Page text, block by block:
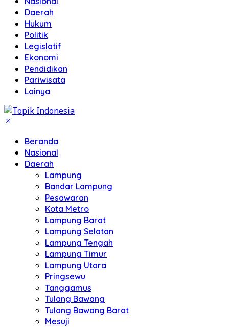
Daerah
Hukum
Politik
Legislatif
Ekonomi
Pendidikan
Pariwisata
Lainya
Beranda
Nasional
Daerah
Lampung
Bandar Lampung
Pesawaran
Kota Metro
Lampung Barat
Lampung Selatan
Lampung Tengah
Lampung Timur
Lampung Utara
Pringsewu
Tanggamus
Tulang Bawang
Tulang Bawang Barat
Mesuji